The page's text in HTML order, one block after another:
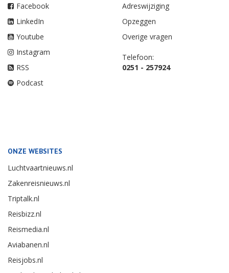
Facebook
LinkedIn
Youtube
Instagram
RSS
Podcast
Adreswijziging
Opzeggen
Overige vragen
Telefoon:
0251 - 257924
ONZE WEBSITES
Luchtvaartnieuws.nl
Zakenreisnieuws.nl
Triptalk.nl
Reisbizz.nl
Reismedia.nl
Aviabanen.nl
Reisjobs.nl